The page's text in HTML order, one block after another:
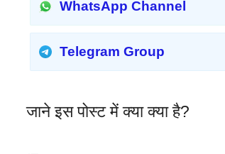
WhatsApp Channel
Telegram Group
जाने इस पोस्ट में क्या क्या है?